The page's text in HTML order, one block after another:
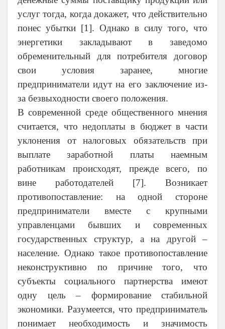
услуг тогда, когда докажет, что действительно
понес убытки [1]. Однако в силу того, что
энергетики закладывают в заведомо
обременительный для потребителя договор
свои условия заранее, многие
предприниматели идут на его заключение из-
за безвыходности своего положения.
В современной среде общественного мнения
считается, что недоплаты в бюджет в части
уклонения от налоговых обязательств при
выплате заработной платы наемным
работникам происходят, прежде всего, по
вине работодателей [7]. Возникает
противопоставление: на одной стороне
предприниматели вместе с крупными
управленцами бывших и современных
государственных структур, а на другой –
население. Однако такое противопоставление
неконструктивно по причине того, что
субъекты социального партнерства имеют
одну цель – формирование стабильной
экономики. Разумеется, что предприниматель
понимает необходимость и значимость